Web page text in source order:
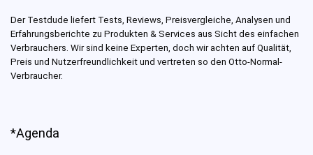
Der Testdude liefert Tests, Reviews, Preisvergleiche, Analysen und
Erfahrungsberichte zu Produkten & Services aus Sicht des einfachen
Verbrauchers. Wir sind keine Experten, doch wir achten auf Qualität,
Preis und Nutzerfreundlichkeit und vertreten so den Otto-Normal-
Verbraucher.
*Agenda